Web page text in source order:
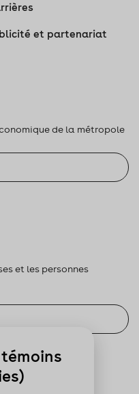
et partenariat
de la métropole
et les personnes